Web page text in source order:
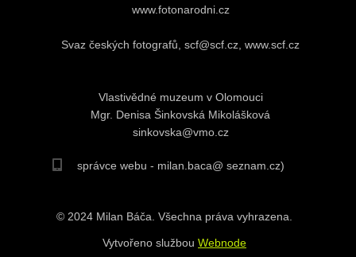
www.fotonarodni.cz
Svaz českých fotografů, scf@scf.cz, www.scf.cz
Vlastivědné muzeum v Olomouci
Mgr. Denisa Šinkovská Mikolášková
sinkovska@vmo.cz
správce webu - milan.baca@ seznam.cz)
© 2024 Milan Báča. Všechna práva vyhrazena.
Vytvořeno službouWebnode